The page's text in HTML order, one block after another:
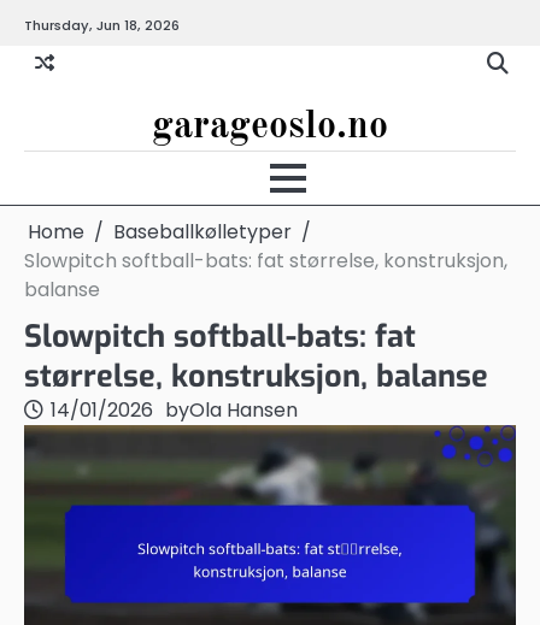
content
Thursday, Jun 18, 2026
garageoslo.no
Home
Baseballkølletyper
Slowpitch softball-bats: fat størrelse, konstruksjon,
balanse
Slowpitch softball-bats: fat
størrelse, konstruksjon, balanse
14/01/2026 byOla Hansen